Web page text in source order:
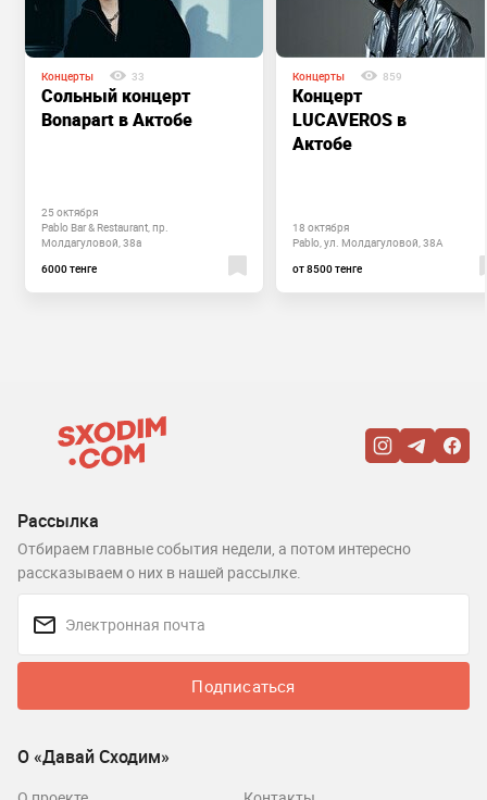
Концерты 33
Сольный концерт
Bonapart в Актобе
25 октября
Pablo Bar & Restaurant, пр.
Молдагуловой, 38а
6000 тенге
Концерты 859
Концерт
LUCAVEROS в
Актобе
18 октября
Pablo, ул. Молдагуловой, 38А
от 8500 тенге
Рассылка
Отбираем главные события недели, а потом интересно
рассказываем о них в нашей рассылке.
Подписаться
О «Давай Сходим»